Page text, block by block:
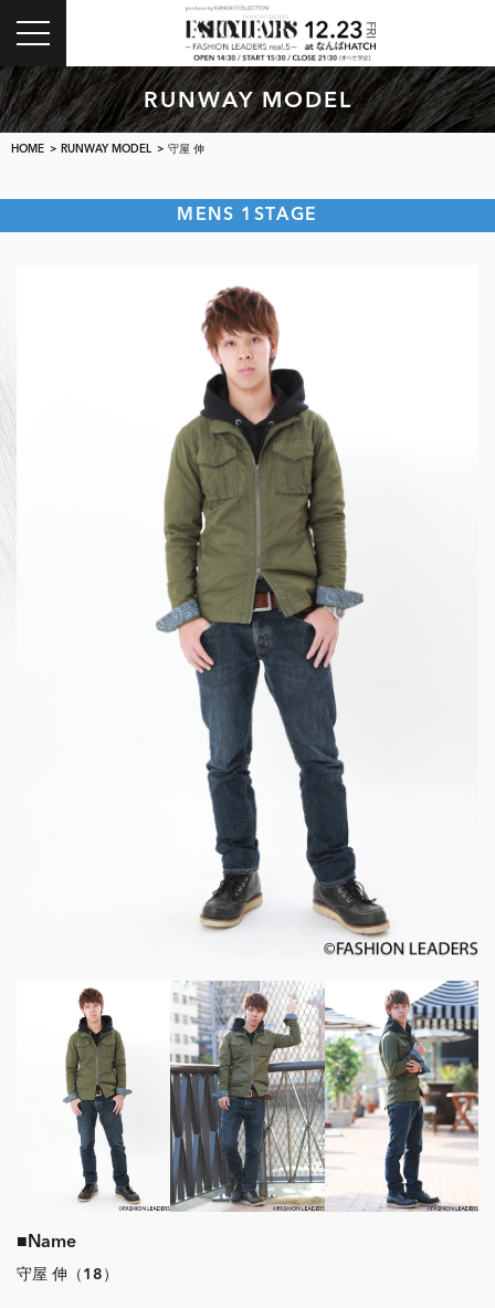
toggle
navigation
RUNWAY MODEL
HOME > RUNWAY MODEL > 守屋 伸
MENS 1STAGE
■Name
守屋 伸（18）